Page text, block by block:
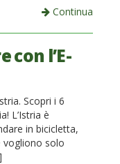
Continua
con l’E-
Scopri i 6
L’Istria è
in bicicletta,
vogliono solo